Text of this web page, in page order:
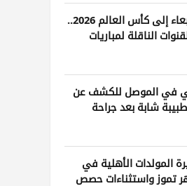
من ودية الأربعاء إلى كأس العالم 2026..
الناقلة لمباريات
في الموصل للكشف عن
شابة بعد جراحة
المولدات الأهلية في
تموز واستثناءات حصص